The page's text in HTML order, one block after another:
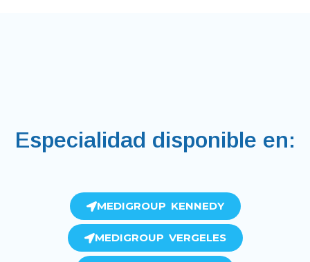
Especialidad disponible en:
MEDIGROUP KENNEDY
MEDIGROUP VERGELES